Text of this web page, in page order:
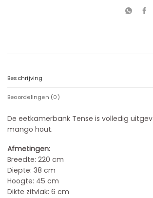
Beschrijving
Beoordelingen (0)
De eetkamerbank Tense is volledig
mango hout.
Afmetingen:
Breedte: 220 cm
Diepte: 38 cm
Hoogte: 45 cm
Dikte zitvlak: 6 cm